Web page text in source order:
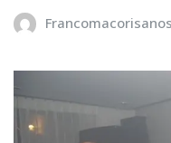
Francomacorisanos